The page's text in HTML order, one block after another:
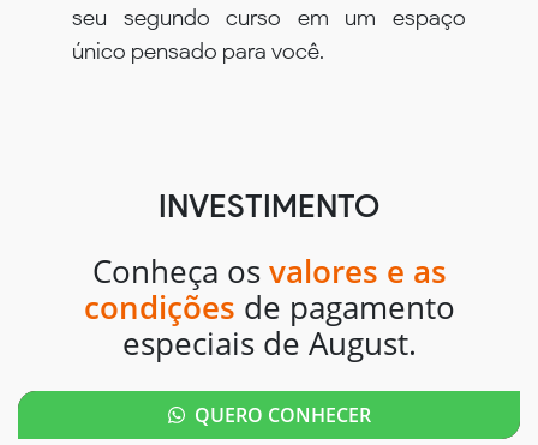
seu segundo curso em um espaço
único pensado para você.
INVESTIMENTO
Conheça os valores e as
condições de pagamento
especiais de August.
QUERO CONHECER